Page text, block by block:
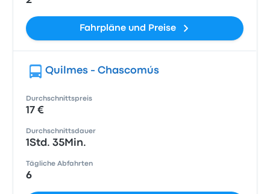
Fahrpläne und Preise
Quilmes - Chascomús
Durchschnittspreis
17 €
Durchschnittsdauer
1Std. 35Min.
Tägliche Abfahrten
6